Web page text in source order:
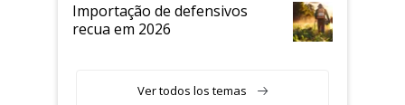
Importação de defensivos
recua em 2026
Ver todos los temas